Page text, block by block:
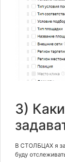
3)
В СТОЛБЦАХ я
буду